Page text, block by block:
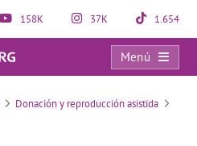
158K 37K 1.654
Menú
¿Qué controles psicológicos se realizan a los donantes de gametos?
Donación y reproducción asistida